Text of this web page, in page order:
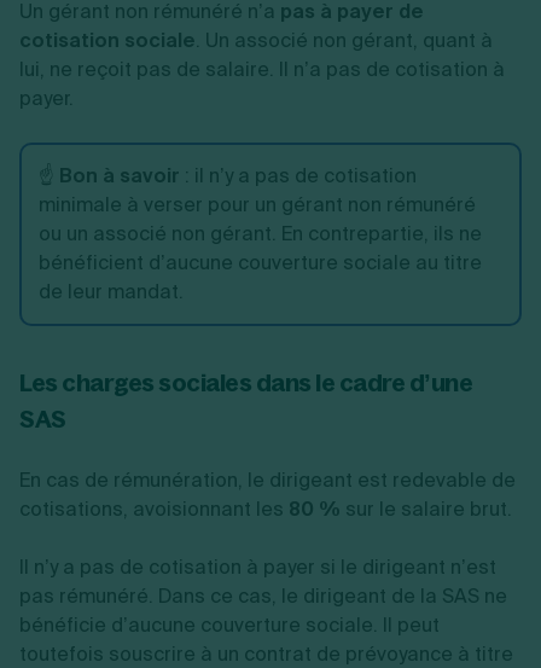
Un gérant non rémunéré n’a pas à payer de
cotisation sociale. Un associé non gérant, quant à
lui, ne reçoit pas de salaire. Il n’a pas de cotisation à
payer.
☝️ Bon à savoir : il n’y a pas de cotisation
minimale à verser pour un gérant non rémunéré
ou un associé non gérant. En contrepartie, ils ne
bénéficient d’aucune couverture sociale au titre
de leur mandat.
Les charges sociales dans le cadre d’une
SAS
En cas de rémunération, le dirigeant est redevable de
cotisations, avoisionnant les 80 % sur le salaire brut.
Il n’y a pas de cotisation à payer si le dirigeant n’est
pas rémunéré. Dans ce cas, le dirigeant de la SAS ne
bénéficie d’aucune couverture sociale. Il peut
toutefois souscrire à un contrat de prévoyance à titre